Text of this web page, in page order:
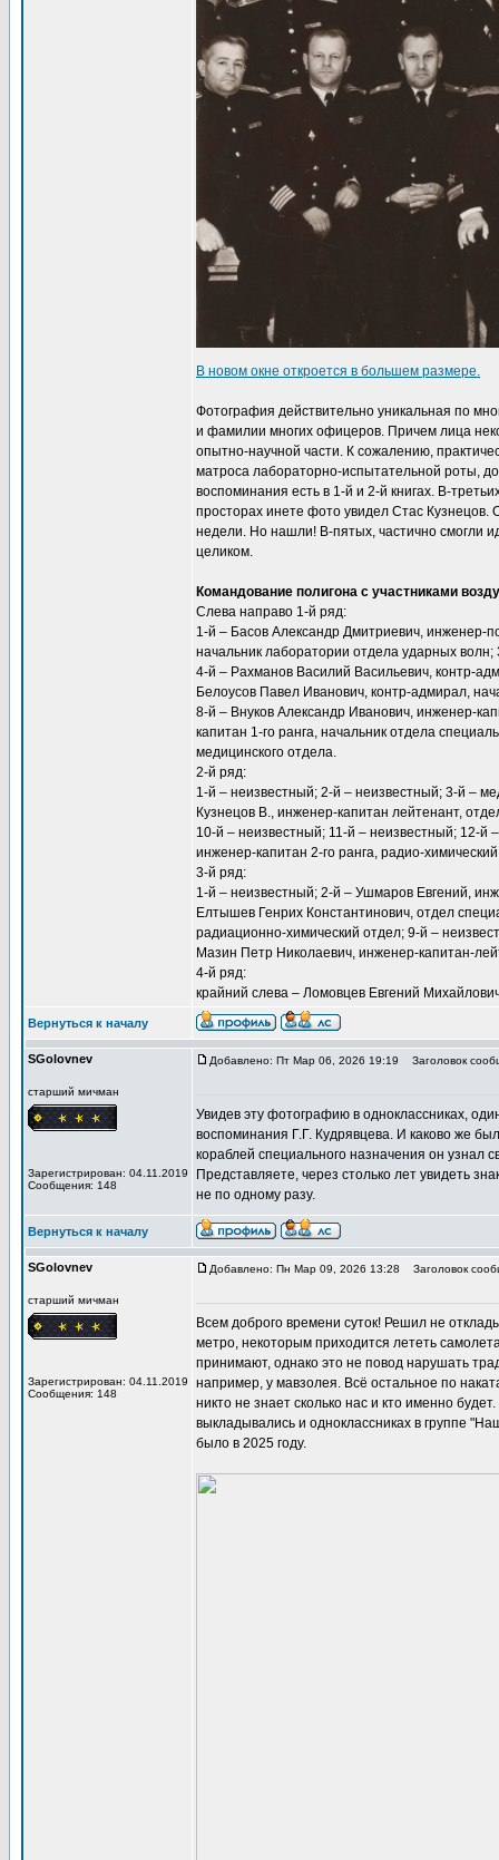
В новом окне откроется в большем размере.
Фотография действительно уникальная по
и фамилии многих офицеров. Причем лица
опытно-научной части. К сожалению,
матроса лабораторно-испытательной роты,
воспоминания есть в 1-й и 2-й книгах. В-
просторах инете фото увидел Стас
недели. Но нашли! В-пятых, частично смогли
целиком.
Командование полигона с участниками
Слева направо 1-й ряд:
1-й – Басов Александр Дмитриевич, инженер-
начальник лаборатории отдела ударных
4-й – Рахманов Василий Васильевич, контр-
Белоусов Павел Иванович, контр-адмирал,
8-й – Внуков Александр Иванович, инженер-
капитан 1-го ранга, начальник отдела
медицинского отдела.
2-й ряд:
1-й – неизвестный; 2-й – неизвестный; 3-й –
Кузнецов В., инженер-капитан лейтенант,
10-й – неизвестный; 11-й – неизвестный; 12-й
инженер-капитан 2-го ранга, радио-
3-й ряд:
1-й – неизвестный; 2-й – Ушмаров Евгений,
Елтышев Генрих Константинович, отдел
радиационно-химический отдел; 9-й –
Мазин Петр Николаевич, инженер-капитан-
4-й ряд:
крайний слева – Ломовцев Евгений
Вернуться к началу
SGolovnev
старший мичман
Зарегистрирован: 04.11.2019
Сообщения: 148
Добавлено: Пт Мар 06, 2026 19:19 Заголовок
Увидев эту фотографию в одноклассниках,
воспоминания Г.Г. Кудрявцева. И каково же
кораблей специального назначения он узнал
Представляете, через столько лет увидеть
не по одному разу.
Вернуться к началу
SGolovnev
старший мичман
Зарегистрирован: 04.11.2019
Сообщения: 148
Добавлено: Пн Мар 09, 2026 13:28 Заголовок
Всем доброго времени суток! Решил не
метро, некоторым приходится лететь
принимают, однако это не повод нарушать
например, у мавзолея. Всё остальное по
никто не знает сколько нас и кто именно
выкладывались и одноклассниках в группе
было в 2025 году.